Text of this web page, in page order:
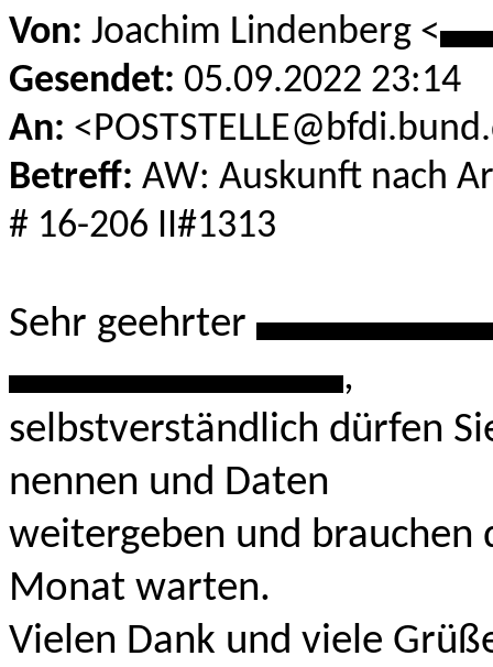
Von: Joachim Lindenberg <
Gesendet: 05.09.2022 23:14
An:
Betreff: AW: Auskunft nach
# 16-206 II#1313
Sehr geehrter
****************,
selbstverständlich dürfen
nennen und Daten
weitergeben und
Monat warten.
Vielen Dank und viele